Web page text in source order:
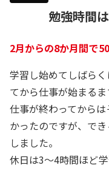
勉強時間
2月からの8か月間で
学習し始めてしばら
てから仕事が始まるま
仕事が終わってから
かったのですが、で
しました。
休日は3～4時間ほど